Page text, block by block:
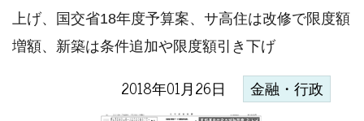
上げ、国交省18年度予算案、サ高住は改修で限度額
増額、新築は条件追加や限度額引き下げ
2018年01月26日 金融・行政